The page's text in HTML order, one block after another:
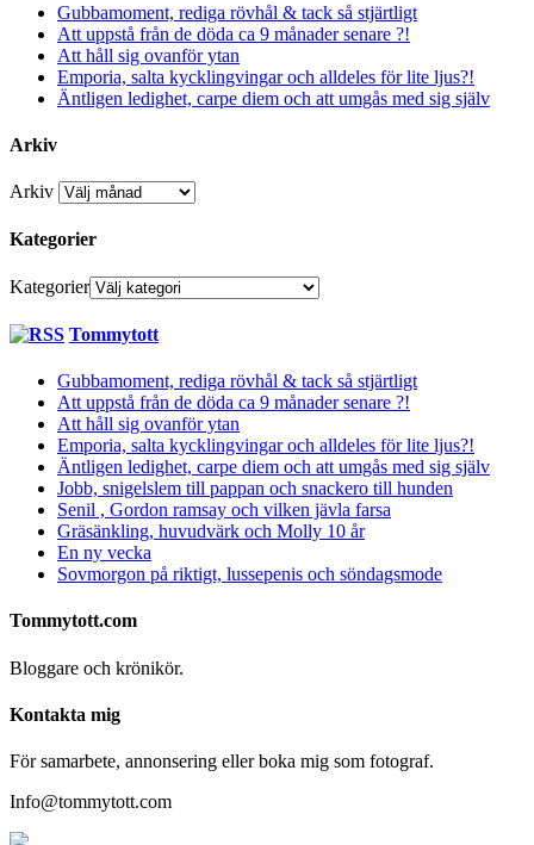
Gubbamoment, rediga rövhål & tack så stjärtligt
Att uppstå från de döda ca 9 månader senare ?!
Att håll sig ovanför ytan
Emporia, salta kycklingvingar och alldeles för lite ljus?!
Äntligen ledighet, carpe diem och att umgås med sig själv
Arkiv
Arkiv
Kategorier
Kategorier
Tommytott
Gubbamoment, rediga rövhål & tack så stjärtligt
Att uppstå från de döda ca 9 månader senare ?!
Att håll sig ovanför ytan
Emporia, salta kycklingvingar och alldeles för lite ljus?!
Äntligen ledighet, carpe diem och att umgås med sig själv
Jobb, snigelslem till pappan och snackero till hunden
Senil , Gordon ramsay och vilken jävla farsa
Gräsänkling, huvudvärk och Molly 10 år
En ny vecka
Sovmorgon på riktigt, lussepenis och söndagsmode
Tommytott.com
Bloggare och krönikör.
Kontakta mig
För samarbete, annonsering eller boka mig som fotograf.
Info@tommytott.com